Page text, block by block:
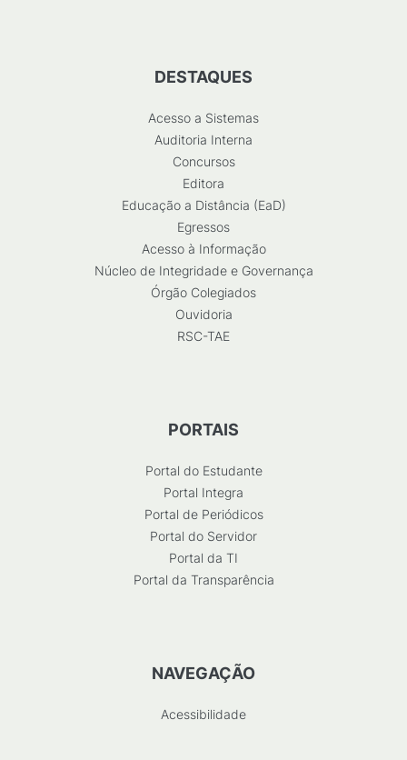
DESTAQUES
Acesso a Sistemas
Auditoria Interna
Concursos
Editora
Educação a Distância (EaD)
Egressos
Acesso à Informação
Núcleo de Integridade e Governança
Órgão Colegiados
Ouvidoria
RSC-TAE
PORTAIS
Portal do Estudante
Portal Integra
Portal de Periódicos
Portal do Servidor
Portal da TI
Portal da Transparência
NAVEGAÇÃO
Acessibilidade